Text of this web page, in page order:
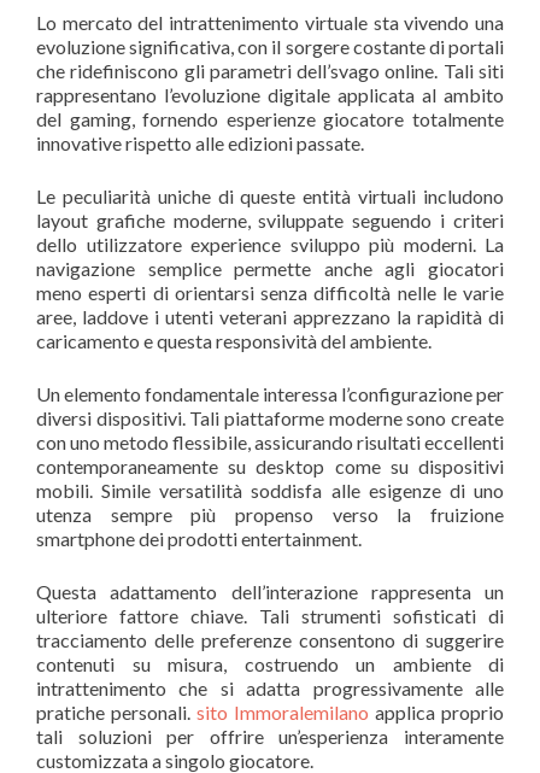
Lo mercato del intrattenimento virtuale sta vivendo una
evoluzione significativa, con il sorgere costante di portali
che ridefiniscono gli parametri dell’svago online. Tali siti
rappresentano l’evoluzione digitale applicata al ambito
del gaming, fornendo esperienze giocatore totalmente
innovative rispetto alle edizioni passate.
Le peculiarità uniche di queste entità virtuali includono
layout grafiche moderne, sviluppate seguendo i criteri
dello utilizzatore experience sviluppo più moderni. La
navigazione semplice permette anche agli giocatori
meno esperti di orientarsi senza difficoltà nelle le varie
aree, laddove i utenti veterani apprezzano la rapidità di
caricamento e questa responsività del ambiente.
Un elemento fondamentale interessa l’configurazione per
diversi dispositivi. Tali piattaforme moderne sono create
con uno metodo flessibile, assicurando risultati eccellenti
contemporaneamente su desktop come su dispositivi
mobili. Simile versatilità soddisfa alle esigenze di uno
utenza sempre più propenso verso la fruizione
smartphone dei prodotti entertainment.
Questa adattamento dell’interazione rappresenta un
ulteriore fattore chiave. Tali strumenti sofisticati di
tracciamento delle preferenze consentono di suggerire
contenuti su misura, costruendo un ambiente di
intrattenimento che si adatta progressivamente alle
pratiche personali. sito Immoralemilano applica proprio
tali soluzioni per offrire un’esperienza interamente
customizzata a singolo giocatore.